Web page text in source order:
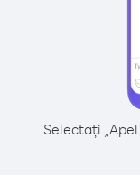
Selectați